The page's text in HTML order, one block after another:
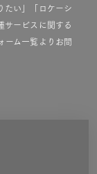
たい」「ロケーシ
サービスに関する
ーム一覧よりお問